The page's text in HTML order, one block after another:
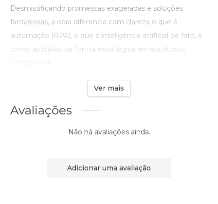
Desmistificando promessas exageradas e soluções
fantasiosas, a obra diferencia com clareza o que é
automação (RPA), o que é inteligência artificial de fato, e
como aplicá-las de forma estratégica em escritórios
Ver mais
Avaliações
Não há avaliações ainda.
Adicionar uma avaliação